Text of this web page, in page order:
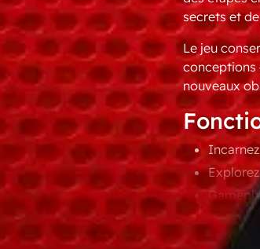
secrets et
Le jeu
conceptions
nouveaux
Secrets